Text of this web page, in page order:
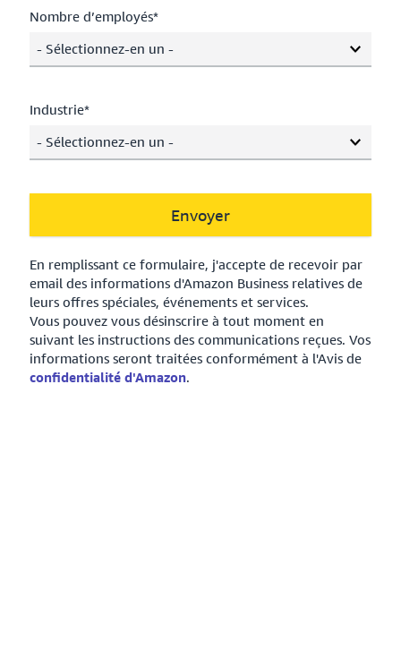
Nombre d’employés*
- Sélectionnez-en un -
Industrie*
- Sélectionnez-en un -
Envoyer
En remplissant ce formulaire, j'accepte de recevoir par
email des informations d'Amazon Business relatives de
leurs offres spéciales, événements et services.
Vous pouvez vous désinscrire à tout moment en
suivant les instructions des communications reçues. Vos
informations seront traitées conformément à l'Avis de
confidentialité d'Amazon.